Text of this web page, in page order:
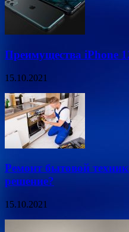
Преимущества iPhone
15.10.2021
Ремонт бытовой
решение?
15.10.2021